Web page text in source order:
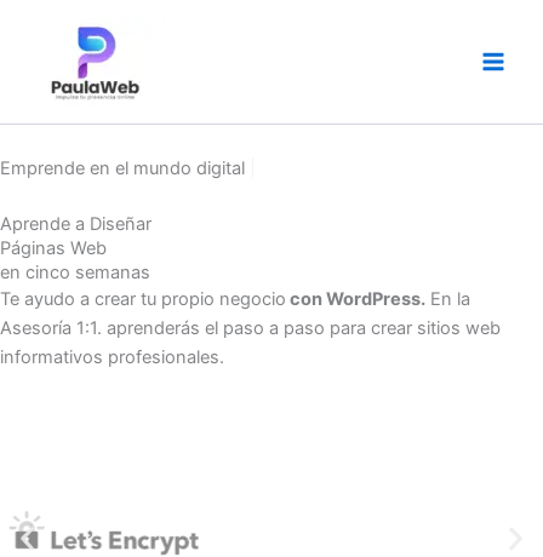
contenido
Emprende en el mundo digital
Aprende a Diseñar
Páginas Web
en cinco semanas
Te ayudo a crear tu propio negocio con WordPress. En la
Asesoría 1:1. aprenderás el paso a paso para crear sitios web
informativos profesionales.